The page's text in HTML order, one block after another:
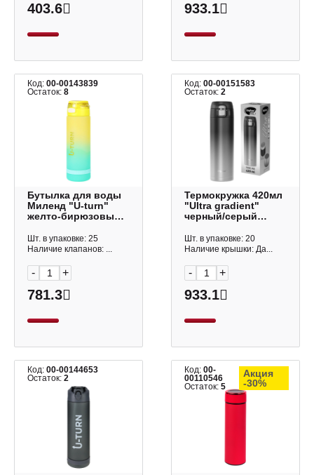
403.6 933.1
Код: 00-00143839
Остаток: 8
Бутылка для воды
Миленд "U-turn"
желто-бирюзовый,
УД-0590
Шт. в упаковке: 25
Наличие клапанов: ...
- +
781.3
Код:00-00151583
Остаток:2
Термокружка 420мл
"Ultra gradient"
черный/серый
Шт. в упаковке: 20
Наличие крышки: Да...
- +
933.1
Код: 00-00144653
Остаток: 2
Код:00-
00110546
Остаток:5
Акция
-30%